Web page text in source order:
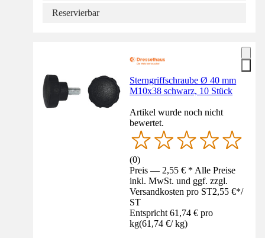
Reservierbar
Sterngriffschraube Ø 40 mm
M10x38 schwarz, 10 Stück
Artikel wurde noch nicht
bewertet.
(0)
Preis — 2,55 € * Alle Preise
inkl. MwSt. und ggf. zzgl.
Versandkosten pro ST2,55 €*/
ST
Entspricht 61,74 € pro
kg(61,74 €/ kg)